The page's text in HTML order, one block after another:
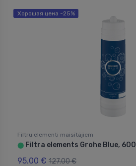
Хорошая цена -25%
Filtru elementi maisītājiem
⬤ Filtra elements Grohe Blue, 600 l
95.00 € 127.00 €